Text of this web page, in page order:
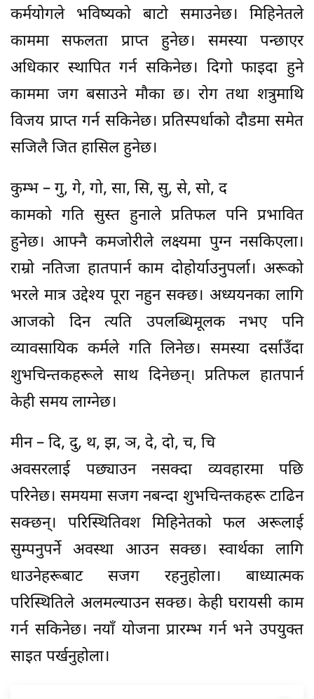
कर्मयोगले भविष्यको बाटो समाउनेछ। मिहिनेतले
काममा सफलता प्राप्त हुनेछ। समस्या पन्छाएर
अधिकार स्थापित गर्न सकिनेछ। दिगो फाइदा हुने
काममा जग बसाउने मौका छ। रोग तथा शत्रुमाथि
विजय प्राप्त गर्न सकिनेछ। प्रतिस्पर्धाको दौडमा समेत
सजिलै जित हासिल हुनेछ।
कुम्भ – गु, गे, गो, सा, सि, सु, से, सो, द
कामको गति सुस्त हुनाले प्रतिफल पनि प्रभावित
हुनेछ। आफ्नै कमजोरीले लक्ष्यमा पुग्न नसकिएला।
राम्रो नतिजा हातपार्न काम दोहोर्याउनुपर्ला। अरूको
भरले मात्र उद्देश्य पूरा नहुन सक्छ। अध्ययनका लागि
आजको दिन त्यति उपलब्धिमूलक नभए पनि
व्यावसायिक कर्मले गति लिनेछ। समस्या दर्साउँदा
शुभचिन्तकहरूले साथ दिनेछन्। प्रतिफल हातपार्न
केही समय लाग्नेछ।
मीन – दि, दु, थ, झ, ञ, दे, दो, च, चि
अवसरलाई पछ्याउन नसक्दा व्यवहारमा पछि
परिनेछ। समयमा सजग नबन्दा शुभचिन्तकहरू टाढिन
सक्छन्। परिस्थितिवश मिहिनेतको फल अरूलाई
सुम्पनुपर्ने अवस्था आउन सक्छ। स्वार्थका लागि
धाउनेहरूबाट सजग रहनुहाेला। बाध्यात्मक
परिस्थितिले अलमल्याउन सक्छ। केही घरायसी काम
गर्न सकिनेछ। नयाँ योजना प्रारम्भ गर्न भने उपयुक्त
साइत पर्खनुहोला।